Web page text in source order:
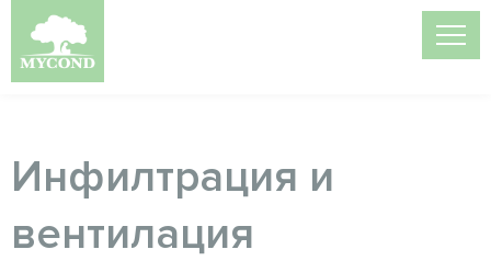
Инфилтрация и
вентилация